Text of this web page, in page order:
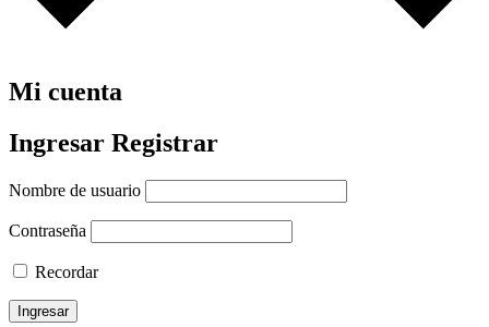
Mi cuenta
Ingresar Registrar
Nombre de usuario
Contraseña
Recordar
Ingresar